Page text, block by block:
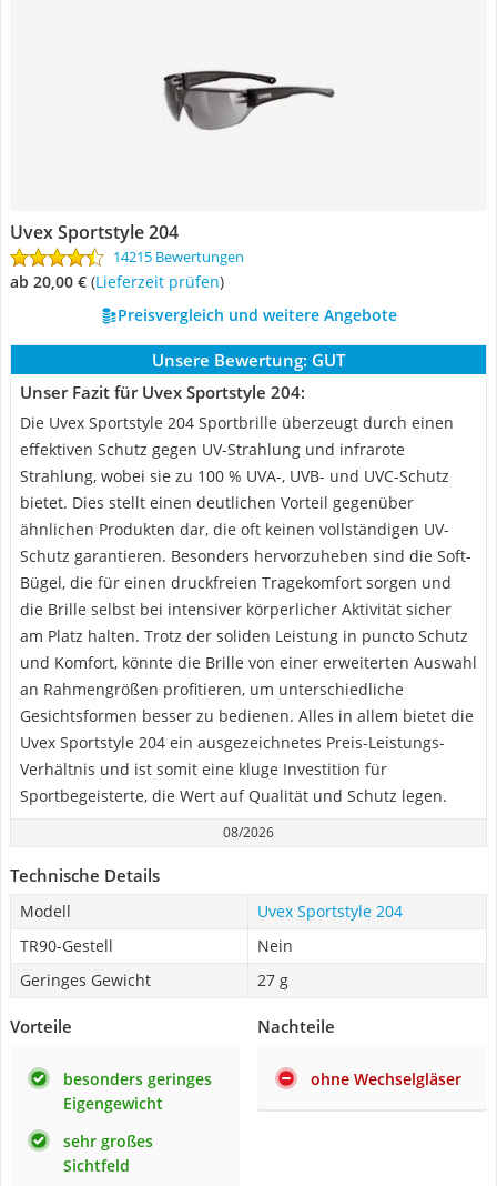
Uvex Sportstyle 204
14215 Bewertungen
ab 20,00 € (Lieferzeit prüfen)
Preisvergleich und weitere Angebote
Unsere Bewertung: GUT
Unser Fazit für Uvex Sportstyle 204:
Die Uvex Sportstyle 204 Sportbrille überzeugt durch einen
effektiven Schutz gegen UV-Strahlung und infrarote
Strahlung, wobei sie zu 100 % UVA-, UVB- und UVC-Schutz
bietet. Dies stellt einen deutlichen Vorteil gegenüber
ähnlichen Produkten dar, die oft keinen vollständigen UV-
Schutz garantieren. Besonders hervorzuheben sind die Soft-
Bügel, die für einen druckfreien Tragekomfort sorgen und
die Brille selbst bei intensiver körperlicher Aktivität sicher
am Platz halten. Trotz der soliden Leistung in puncto Schutz
und Komfort, könnte die Brille von einer erweiterten Auswahl
an Rahmengrößen profitieren, um unterschiedliche
Gesichtsformen besser zu bedienen. Alles in allem bietet die
Uvex Sportstyle 204 ein ausgezeichnetes Preis-Leistungs-
Verhältnis und ist somit eine kluge Investition für
Sportbegeisterte, die Wert auf Qualität und Schutz legen.
08/2026
Technische Details
Modell
Uvex Sportstyle 204
TR90-Gestell
Nein
Geringes Gewicht
27 g
Vorteile
besonders geringes
Eigengewicht
sehr großes
Sichtfeld
Nachteile
ohne Wechselgläser